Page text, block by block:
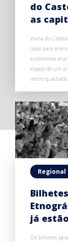
do
as
Viana do
casas para
autónomas
espaço de um
metro quadrado.
Regional
já
Os bilhetes